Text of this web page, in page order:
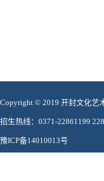
Copyright © 2019 开封文化艺
招生热线：0371-22861199
豫ICP备14010013号